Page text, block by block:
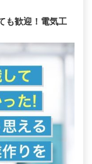
も歓迎！電気工